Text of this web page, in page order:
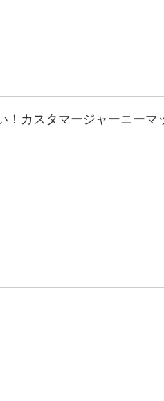
！カスタマージャーニーマ